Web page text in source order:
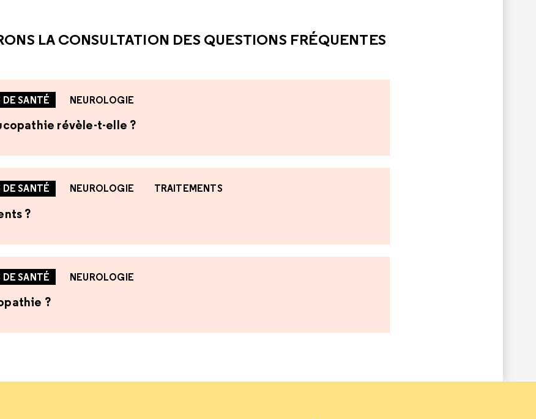
LA CONSULTATION DES QUESTIONS FRÉQUENTES
SANTÉ NEUROLOGIE
révèle-t-elle ?
SANTÉ NEUROLOGIE TRAITEMENTS
?
SANTÉ NEUROLOGIE
?